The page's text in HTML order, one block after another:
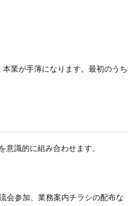
業が手薄になります。最初のうち
識的に組み合わせます。
会参加、業務案内チラシの配布な